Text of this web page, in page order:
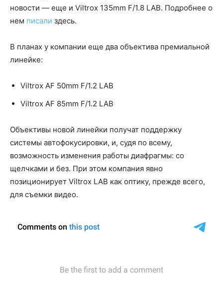
новости — еще и Viltrox 135mm F/1.8 LAB. Подробнее о
нем писали здесь.
В планах у компании еще два объектива премиальной
линейке:
Viltrox AF 50mm F/1.2 LAB
Viltrox AF 85mm F/1.2 LAB
Объективы новой линейки получат поддержку
системы автофокусировки, и, судя по всему,
возможность изменения работы диафрагмы: со
щелчками и без. При этом компания явно
позиционирует Viltrox LAB как оптику, прежде всего,
для съемки видео.